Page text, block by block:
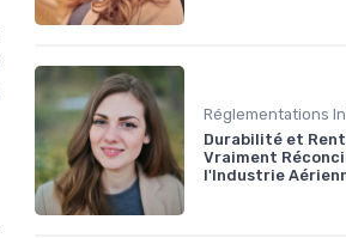
Durabilité et
Vraiment
l'Industrie